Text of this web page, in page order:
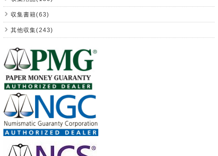
収集書籍(63)
其他収集(243)